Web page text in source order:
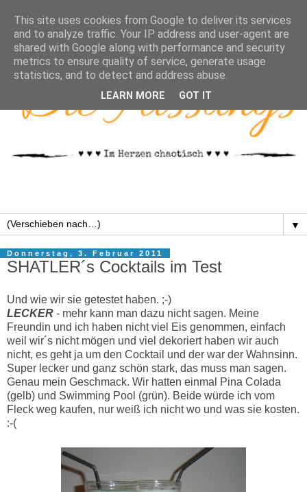
▼
Donnerstag, 3. Februar 2011
SHATLER´s Cocktails im Test
Und wie wir sie getestet haben. ;-)
LECKER - mehr kann man dazu nicht sagen. Meine
Freundin und ich haben nicht viel Eis genommen, einfach
weil wir´s nicht mögen und viel dekoriert haben wir auch
nicht, es geht ja um den Cocktail und der war der Wahnsinn.
Super lecker und ganz schön stark, das muss man sagen.
Genau mein Geschmack. Wir hatten einmal Pina Colada
(gelb) und Swimming Pool (grün). Beide würde ich vom
Fleck weg kaufen, nur weiß ich nicht wo und was sie kosten.
:-(
This site uses cookies from Google to deliver its services
and to analyze traffic. Your IP address and user-agent are
shared with Google along with performance and security
metrics to ensure quality of service, generate usage
statistics, and to detect and address abuse.
LEARN MORE GOT IT